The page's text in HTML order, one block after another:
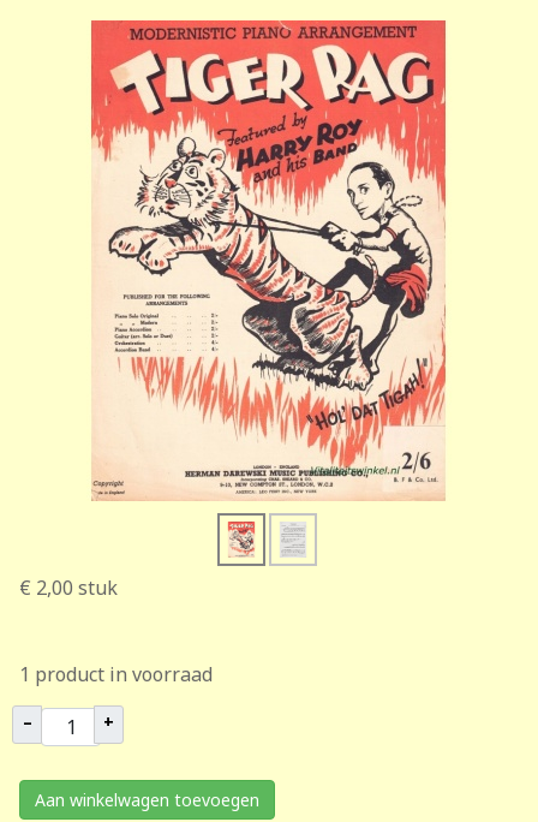
€ 2,00 stuk
1 product in voorraad
– +
Aan winkelwagen toevoegen